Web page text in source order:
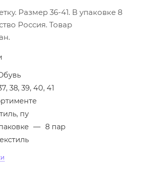
Размер 36-41. В упаковке 8
Россия. Товар
38, 39, 40, 41
пу
— 8 пар